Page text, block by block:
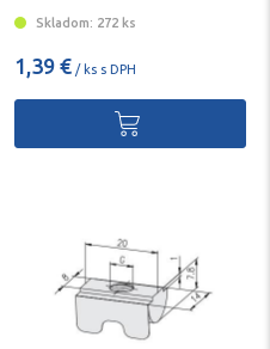
Skladom: 272 ks
1,39 € / ks s DPH